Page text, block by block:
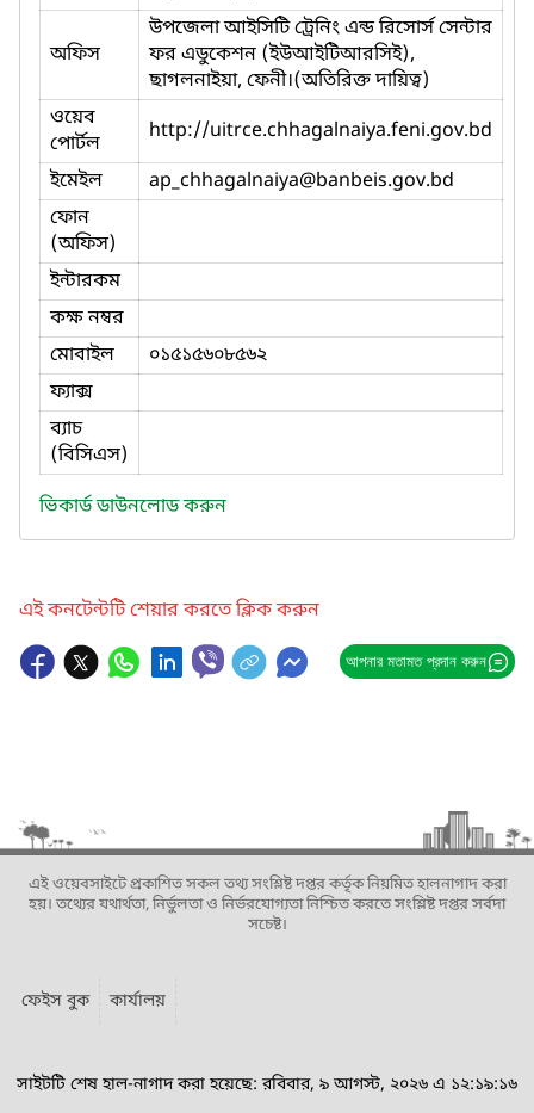
অফিস
উপজেলা আইসিটি ট্রেনিং এন্ড রিসোর্স সেন্টার
ফর এডুকেশন (ইউআইটিআরসিই),
ছাগলনাইয়া, ফেনী।(অতিরিক্ত দায়িত্ব)
ওয়েব
পোর্টল
http://uitrce.chhagalnaiya.feni.gov.bd
ইমেইল
ap_chhagalnaiya@banbeis.gov.bd
ফোন
(অফিস)
ইন্টারকম
কক্ষ নম্বর
মোবাইল
০১৫১৫৬০৮৫৬২
ফ্যাক্স
ব্যাচ
(বিসিএস)
ভিকার্ড ডাউনলোড করুন
এই কনটেন্টটি শেয়ার করতে ক্লিক করুন
আপনার মতামত প্রদান করুন
এই ওয়েবসাইটে প্রকাশিত সকল তথ্য সংশ্লিষ্ট দপ্তর কর্তৃক নিয়মিত হালনাগাদ করা
হয়। তথ্যের যথার্থতা, নির্ভুলতা ও নির্ভরযোগ্যতা নিশ্চিত করতে সংশ্লিষ্ট দপ্তর সর্বদা
সচেষ্ট।
ফেইস বুক কার্যালয়
সাইটটি শেষ হাল-নাগাদ করা হয়েছে: রবিবার, ৯ আগস্ট, ২০২৬ এ ১২:১৯:১৬